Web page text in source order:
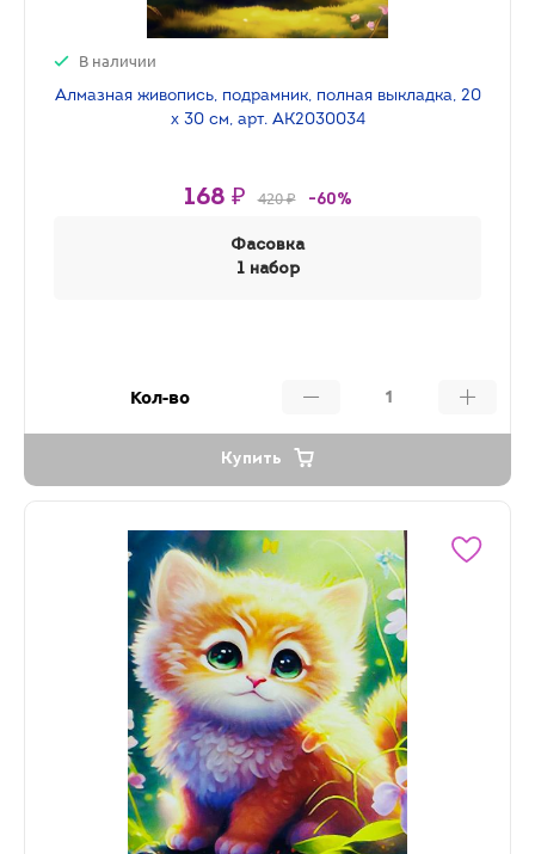
В наличии
Алмазная живопись, подрамник, полная выкладка, 20
х 30 см, арт. AK2030034
168 ₽ 420 ₽ -60%
Фасовка
1 набор
Кол-во
Купить